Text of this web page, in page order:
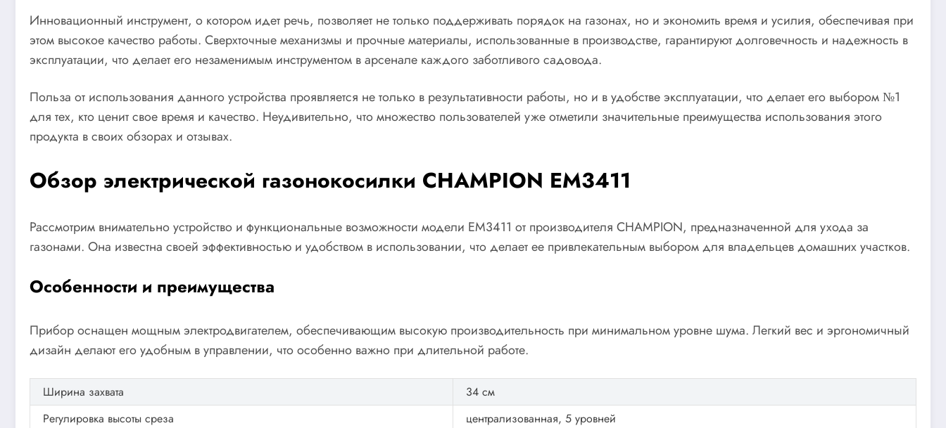
Инновационный инструмент, о котором идет речь, позволяет не только поддерживать порядок на газонах, но и экономить время и усилия, обеспечивая при
этом высокое качество работы. Сверхточные механизмы и прочные материалы, использованные в производстве, гарантируют долговечность и надежность в
эксплуатации, что делает его незаменимым инструментом в арсенале каждого заботливого садовода.
Польза от использования данного устройства проявляется не только в результативности работы, но и в удобстве эксплуатации, что делает его выбором №1
для тех, кто ценит свое время и качество. Неудивительно, что множество пользователей уже отметили значительные преимущества использования этого
продукта в своих обзорах и отзывах.
Обзор электрической газонокосилки CHAMPION EM3411
Рассмотрим внимательно устройство и функциональные возможности модели EM3411 от производителя CHAMPION, предназначенной для ухода за
газонами. Она известна своей эффективностью и удобством в использовании, что делает ее привлекательным выбором для владельцев домашних участков.
Особенности и преимущества
Прибор оснащен мощным электродвигателем, обеспечивающим высокую производительность при минимальном уровне шума. Легкий вес и эргономичный
дизайн делают его удобным в управлении, что особенно важно при длительной работе.
Ширина захвата
34 см
Регулировка высоты среза
централизованная, 5 уровней